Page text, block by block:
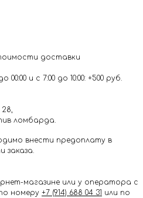
доставки
и с 7:00 до 10:00: +500 руб.
ломбарда.
внести предоплату в
заказа.
магазине или у оператора с
по номеру +7 (914) 688 04 31 или по